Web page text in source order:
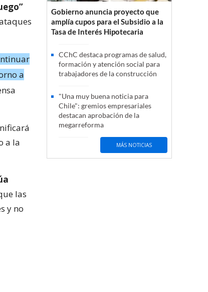
a
a la
las
y no
Gobierno anuncia proyecto que
amplía cupos para el Subsidio a la
Tasa de Interés Hipotecaria
CChC destaca programas de salud,
formación y atención social para
trabajadores de la construcción
"Una muy buena noticia para
Chile": gremios empresariales
destacan aprobación de la
megarreforma
MÁS NOTICIAS